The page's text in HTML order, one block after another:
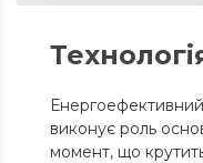
виконує роль
момент, що